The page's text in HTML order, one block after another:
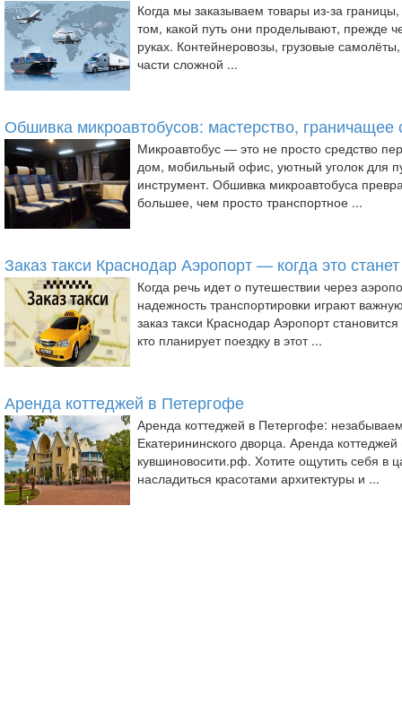
Когда мы заказываем товары из-за
том, какой путь они проделывают, прежде
руках. Контейнеровозы, грузовые
части сложной ...
Обшивка микроавтобусов: мастерство, граничащее
Микроавтобус — это не просто средство
дом, мобильный офис, уютный уголок для
инструмент. Обшивка микроавтобуса
большее, чем просто транспортное ...
Заказ такси Краснодар Аэропорт — когда это
Когда речь идет о путешествии через
надежность транспортировки играют
заказ такси Краснодар Аэропорт
кто планирует поездку в этот ...
Аренда коттеджей в Петергофе
Аренда коттеджей в Петергофе:
Екатерининского дворца. Аренда
кувшиновосити.рф. Хотите ощутить себя в
насладиться красотами архитектуры и ...